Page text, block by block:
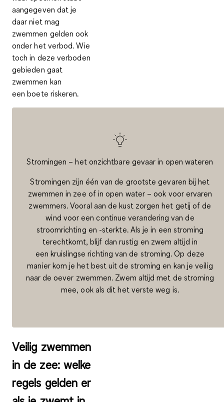
aangegeven dat je
daar niet mag
zwemmen gelden ook
onder het verbod. Wie
toch in deze verboden
gebieden gaat
zwemmen kan
een boete riskeren.
Stromingen – het onzichtbare gevaar in open wateren
Stromingen zijn één van de grootste gevaren bij het
zwemmen in zee of in open water – ook voor ervaren
zwemmers. Vooral aan de kust zorgen het getij of de
wind voor een continue verandering van de
stroomrichting en -sterkte. Als je in een stroming
terechtkomt, blijf dan rustig en zwem altijd in
een kruislingse richting van de stroming. Op deze
manier kom je het best uit de stroming en kan je veilig
naar de oever zwemmen. Zwem altijd met de stroming
mee, ook als dit het verste weg is.
Veilig zwemmen
in de zee: welke
regels gelden er